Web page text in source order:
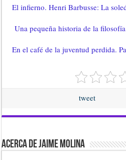
El infierno. Henri Barbusse: La
Una pequeña historia de la
En el café de la juventud perdida.
tweet
Acerca de Jaime Molina